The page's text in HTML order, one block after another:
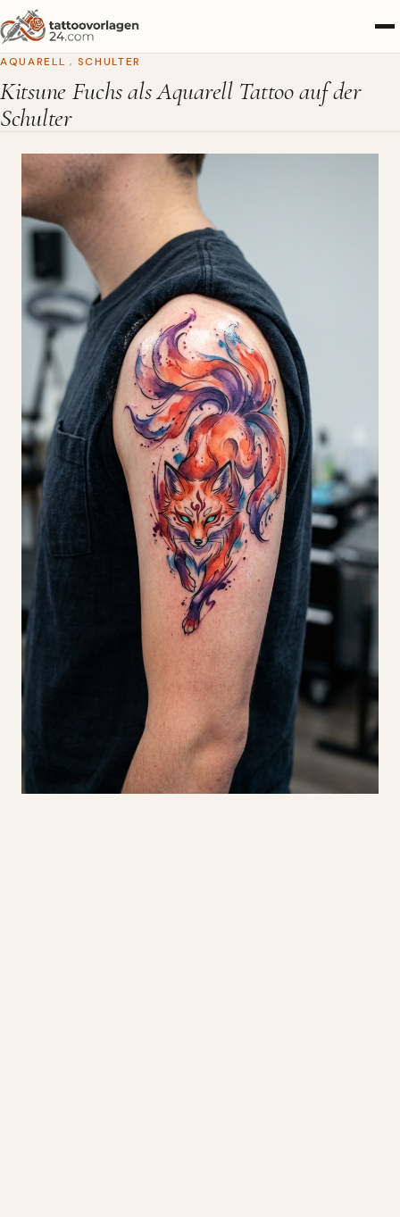
AQUARELL , SCHULTER
Kitsune Fuchs als Aquarell Tattoo auf der
Schulter